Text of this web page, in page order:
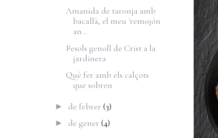
Amanida de taronja amb
bacallà, el meu 'remojón
an...
Fesols genoll de Crist a la
jardinera
Què fer amb els calçots
que sobren
► de febrer (3)
► de gener (4)